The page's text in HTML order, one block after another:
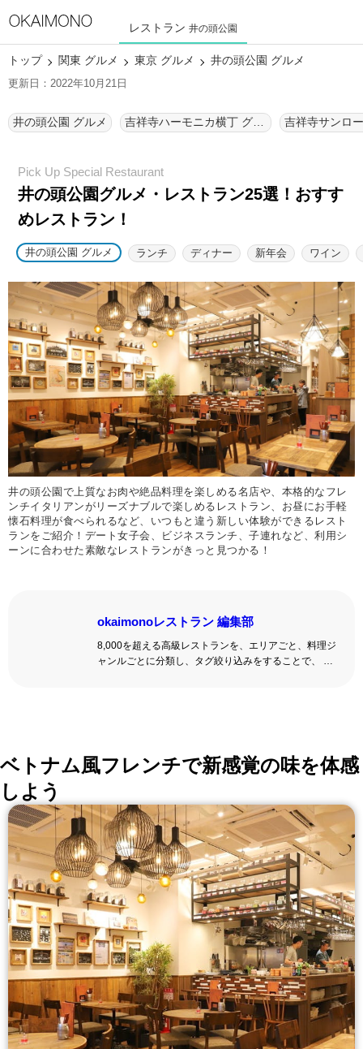
レストラン 井の頭公園
トップ 関東 グルメ 東京 グルメ 井の頭公園 グルメ
更新日：2022年10月21日
井の頭公園 グルメ 吉祥寺サンロ
井の頭公園グルメ・レストラン25選！ おすす
めレストラン！
井の頭公園 グルメ ランチ ディナー 新年会 ワイン
井の頭公園で上質なお肉や絶品料理を楽しめる名店や、本格的なフレ
ンチイタリアンがリーズナブルで楽しめるレストラン、お昼にお手軽
懐石料理が食べられるなど、いつもと違う新しい体験ができるレスト
ランをご紹介！デート女子会、ビジネスランチ、子連れなど、利用シ
ーンに合わせた素敵なレストランがきっと見つかる！
okaimonoレストラン 編集部
8,000を超える高級レストランを、エリアごと、料理ジ
ャンルごとに分類し、タグ絞り込みをすることで、 い
ベトナム風フレンチで新感覚の味を体感
しよう